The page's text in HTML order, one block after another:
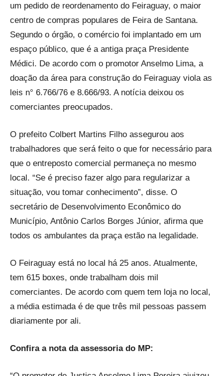
um pedido de reordenamento do Feiraguay, o maior
centro de compras populares de Feira de Santana.
Segundo o órgão, o comércio foi implantado em um
espaço público, que é a antiga praça Presidente
Médici. De acordo com o promotor Anselmo Lima, a
doação da área para construção do Feiraguay viola as
leis n° 6.766/76 e 8.666/93. A notícia deixou os
comerciantes preocupados.
O prefeito Colbert Martins Filho assegurou aos
trabalhadores que será feito o que for necessário para
que o entreposto comercial permaneça no mesmo
local. “Se é preciso fazer algo para regularizar a
situação, vou tomar conhecimento”, disse. O
secretário de Desenvolvimento Econômico do
Município, Antônio Carlos Borges Júnior, afirma que
todos os ambulantes da praça estão na legalidade.
O Feiraguay está no local há 25 anos. Atualmente,
tem 615 boxes, onde trabalham dois mil
comerciantes. De acordo com quem tem loja no local,
a média estimada é de que três mil pessoas passem
diariamente por ali.
Confira a nota da assessoria do MP: